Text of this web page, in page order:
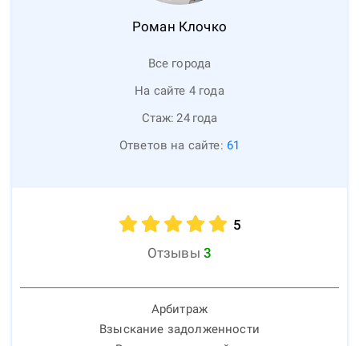
Роман Клочко
Все города
На сайте 4 года
Стаж: 24 года
Ответов на сайте: 61
5
Отзывы 3
Арбитраж
Взыскание задолженности